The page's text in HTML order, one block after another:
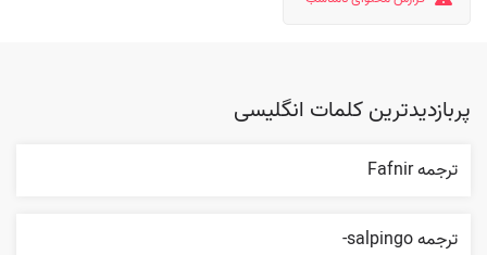
پربازدیدترین کلمات انگلیسی
ترجمه Fafnir
ترجمه salpingo-